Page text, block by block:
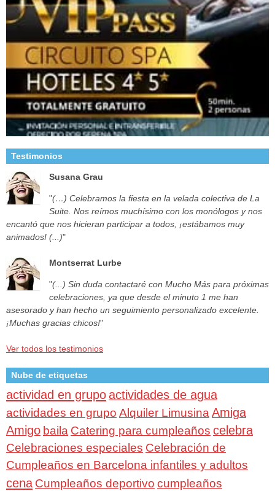
Testimonios
Susana Grau
"(…) Celebramos la fiesta en la velada colectiva de La
Suite. Nos reímos muchísimo con los monólogos y nos
encantó que nos hicieran participar a todos, ¡estábamos muy
animados! (...)"
Montserrat Lurbe
"(...) Sin duda contactaré con Mucho Más para próximas
celebraciones, ya que desde el minuto 1 me han
asesorado y han hecho un seguimiento personalizado excelente.
¡Muchas gracias chicos!"
Ver todos los testimonios
Nube de etiquetas
actividad en grupoactividades de agua
actividades en grupo Alquiler Limusina Amiga
Amigo baila Catering para cumpleaños celebra
Celebraciones especiales Celebración de
Cumpleaños en Barcelona infantiles y adultos
cena Cumpleaños deportivo cumpleaños